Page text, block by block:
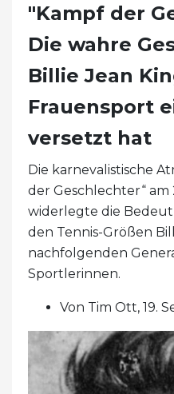
"Kampf der
Die wahre
Billie Jean
Frauensport
versetzt hat
Die karnevalistische
der Geschlechter“ am
widerlegte die
den Tennis-Größen
nachfolgenden
Sportlerinnen.
Von Tim Ott, 19.